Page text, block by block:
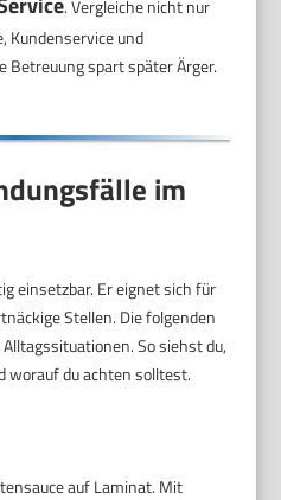
. Vergleiche nicht nur
Kundenservice und
Betreuung spart später Ärger.
im
einsetzbar. Er eignet sich für
Stellen. Die folgenden
So siehst du,
worauf du achten solltest.
auf Laminat. Mit